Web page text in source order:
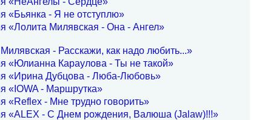
«Бьянка - Я не отступлю»
«Лолита Милявская - Она - Ангел»
- Расскажи, как надо любить...»
«Юлианна Караулова - Ты не такой»
«Ирина Дубцова - Люба-Любовь»
«IOWA - Маршрутка»
«Reflex - Мне трудно говорить»
«ALEX - С Днем рождения, Валюша (Jalaw)!!!»